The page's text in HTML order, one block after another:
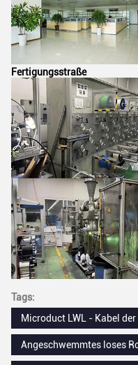
Fertigungsstraße
Tags:
Microduct LWL - Kabel
Angeschwemmtes loses